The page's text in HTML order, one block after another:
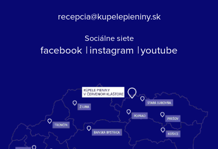
recepcia@kupelepieniny.sk
Sociálne siete
facebook instagram youtube